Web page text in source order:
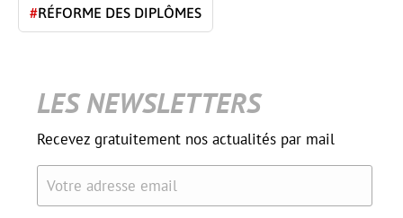
#RÉFORME DES DIPLÔMES
LES NEWSLETTERS
Recevez gratuitement nos actualités par mail
Votre adresse email